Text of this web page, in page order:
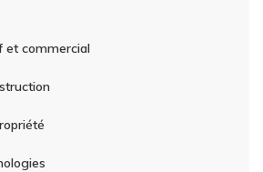
et commercial